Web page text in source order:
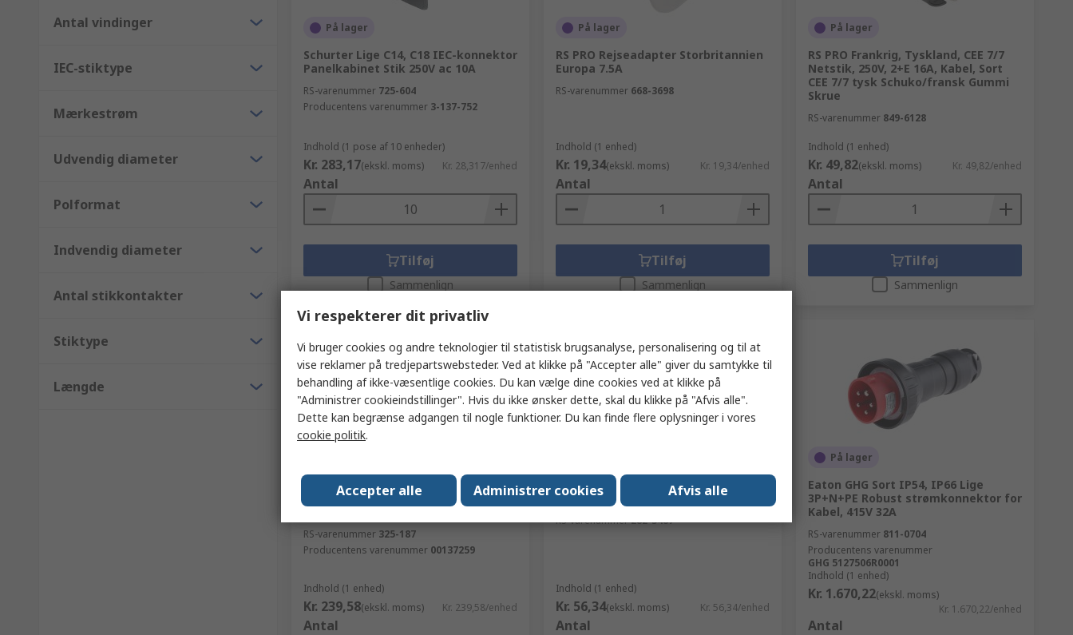
Antal vindinger
IEC-stiktype
Mærkestrøm
Udvendig diameter
Polformat
Indvendig diameter
Antal stikkontakter
Stiktype
Længde
På lager
Schurter Lige C14, C18 IEC-konnektor
Panelkabinet Stik 250V ac 10A
RS-varenummer 725-604
Producentens varenummer 3-137-752
Indhold (1 pose af 10 enheder)
Kr. 283,17(ekskl. moms) Kr. 28,317/enhed
Antal
Tilføj
Sammenlign
På lager
RS PRO Rejseadapter Storbritannien
Europa 7.5A
RS-varenummer 668-3698
Indhold (1 enhed)
Kr. 19,34(ekskl. moms) Kr. 19,34/enhed
Antal
Tilføj
Sammenlign
På lager
RS PRO Frankrig, Tyskland, CEE 7/7
Netstik, 250V, 2+E 16A, Kabel, Sort
CEE 7/7 tysk Schuko/fransk Gummi
Skrue
RS-varenummer 849-6128
Indhold (1 enhed)
Kr. 49,82(ekskl. moms) Kr. 49,82/enhed
Antal
Tilføj
Sammenlign
Hama Type F Topforlængerstang, m.
6 udtag, 1.4m kabel, 250V 16A
Overspændingsbeskyttelse
RS-varenummer 325-187
Producentens varenummer 00137259
Indhold (1 enhed)
Kr. 239,58(ekskl. moms) Kr. 239,58/enhed
Antal
RS PRO Retvinklet C14 IEC-konnektor
Kabel Stik 250V 10A
RS-varenummer282-5487
Indhold (1 enhed)
Kr. 56,34(ekskl. moms) Kr. 56,34/enhed
Antal
På lager
Eaton GHG Sort IP54, IP66 Lige
3P+N+PE Robust strømkonnektor for
Kabel, 415V 32A
RS-varenummer 811-0704
Producentens varenummer
GHG 5127506R0001
Indhold (1 enhed)
Kr. 1.670,22(ekskl. moms)
Kr. 1.670,22/enhed
Antal
Vi respekterer dit privatliv
Vi bruger cookies og andre teknologier til statistisk brugsanalyse, personalisering og til at
vise reklamer på tredjepartswebsteder. Ved at klikke på "Accepter alle" giver du samtykke til
behandling af ikke-væsentlige cookies. Du kan vælge dine cookies ved at klikke på
"Administrer cookieindstillinger". Hvis du ikke ønsker dette, skal du klikke på "Afvis alle".
Dette kan begrænse adgangen til nogle funktioner. Du kan finde flere oplysninger i vores
cookie politik.
Accepter alle Administrer cookies Afvis alle